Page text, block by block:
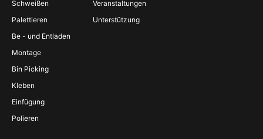
Schweißen
Palettieren
Be - und Entladen
Montage
Bin Picking
Kleben
Einfügung
Polieren
Veranstaltungen
Unterstützung